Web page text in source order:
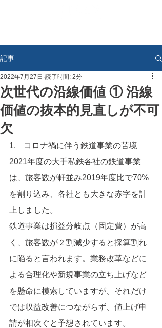
記事
次世代の沿線価値 ① 沿線
価値の抜本的見直しが不可
欠
2022年7月27日 読了時間: 2分
1.　コロナ禍に伴う鉄道事業の苦境
2021年度の大手私鉄各社の鉄道事業
は、旅客数が軒並み2019年度比で70%
を割り込み、各社とも大きな赤字を計
上しました。
鉄道事業は損益分岐点（固定費）が高
く、旅客数が２割減少すると採算割れ
に陥ると言われます。業務改革などに
よる合理化や新規事業の立ち上げなど
を懸命に模索していますが、それだけ
では収益改善につながらず、値上げ申
請が相次ぐと予想されています。